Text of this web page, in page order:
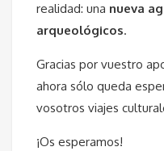
realidad: una nueva
arqueológicos.
Gracias por vuestro
ahora sólo queda
vosotros viajes
¡Os esperamos!